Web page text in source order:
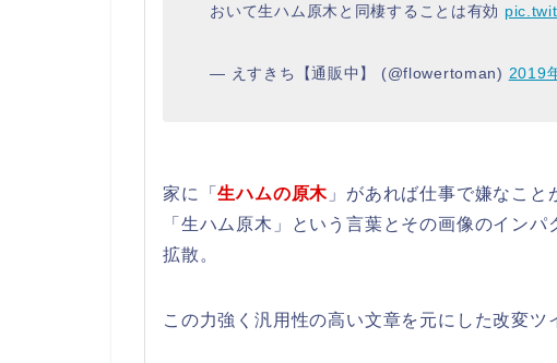
おいて生ハム原木と同棲することは有効
— えすきち【通販中】 (@flowertoman) 2019
家に「生ハムの原木 」があれば仕事で嫌なこ
「生ハム原木」という言葉とその画像のイン
拡散。
この力強く汎用性の高い文章を元にした改変ツ